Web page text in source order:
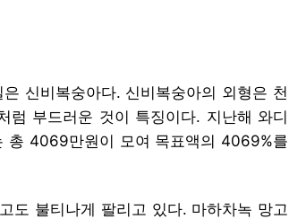
신비복숭아다. 신비복숭아의 외형은 천
럼 부드러운 것이 특징이다. 지난해 와디
총 4069만원이 모여 목표액의 4069%를
도 불티나게 팔리고 있다. 마하차녹 망고